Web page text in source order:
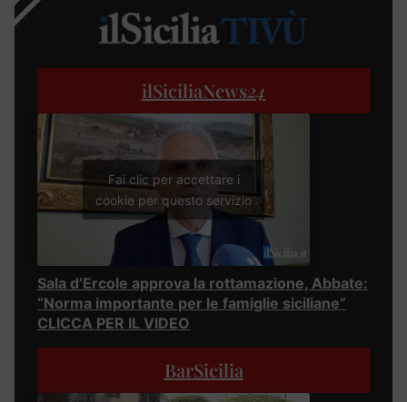
ilSiciliaNews24
Fai clic per accettare i
cookie per questo servizio
Sala d’Ercole approva la rottamazione, Abbate:
“Norma importante per le famiglie siciliane”
CLICCA PER IL VIDEO
BarSicilia